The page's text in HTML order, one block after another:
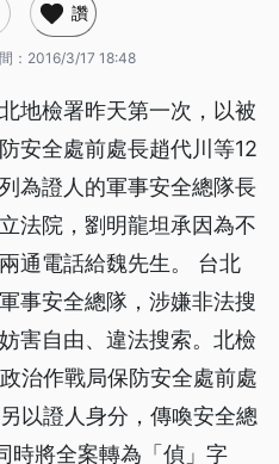
讚
： 2016/3/17 18:48
地檢署昨天第一次，以被
安全處前處長趙代川等12
為證人的軍事安全總隊長
法院，劉明龍坦承因為不
通電話給魏先生。 台北
事安全總隊，涉嫌非法搜
害自由、違法搜索。北檢
治作戰局保防安全處前處
以證人身分，傳喚安全總
時將全案轉為「偵」字